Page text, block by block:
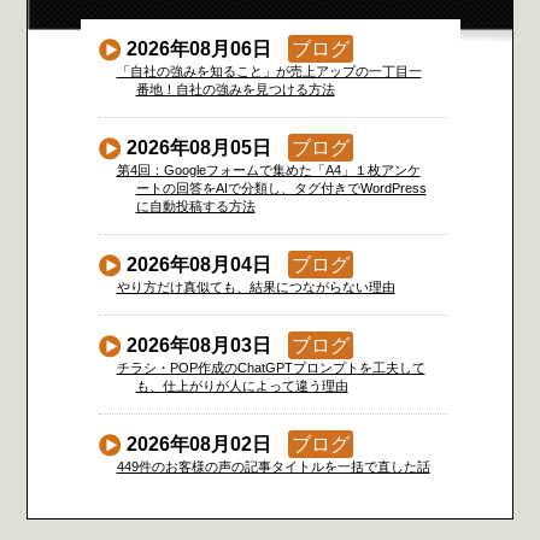
2026年08月06日 ブログ
「自社の強みを知ること」が売上アップの一丁目一
番地！自社の強みを見つける方法
2026年08月05日 ブログ
第4回：Googleフォームで集めた「A4」１枚アンケ
ートの回答をAIで分類し、タグ付きでWordPress
に自動投稿する方法
2026年08月04日 ブログ
やり方だけ真似ても、結果につながらない理由
2026年08月03日 ブログ
チラシ・POP作成のChatGPTプロンプトを工夫して
も、仕上がりが人によって違う理由
2026年08月02日 ブログ
449件のお客様の声の記事タイトルを一括で直した話